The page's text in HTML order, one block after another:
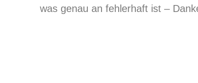
was genau an fehlerhaft ist –